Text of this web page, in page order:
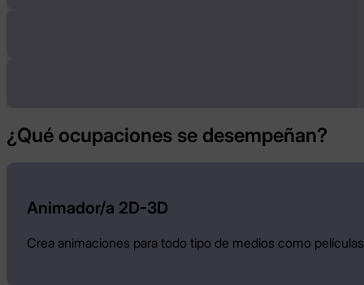
¿Qué ocupaciones se desempeñan?
Animador/a 2D-3D
Crea animaciones para todo tipo de medios como